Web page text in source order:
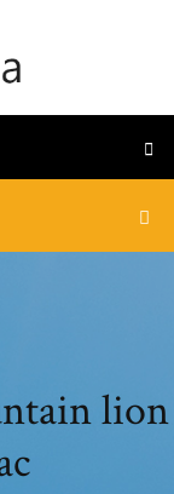
lion